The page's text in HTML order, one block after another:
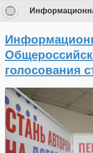
голосования